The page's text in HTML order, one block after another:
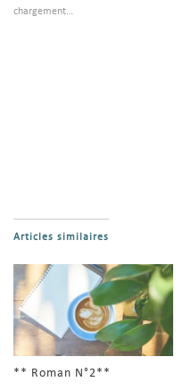
chargement…
Articles similaires
** Roman N°2**